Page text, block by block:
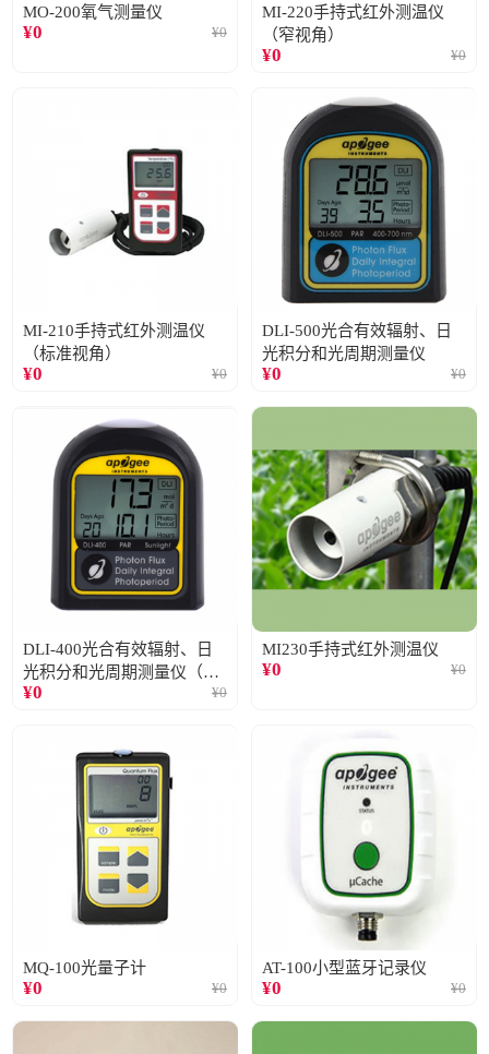
MO-200氧气测量仪
¥0 ¥0
MI-220手持式红外测温仪
（窄视角）
¥0 ¥0
MI-210手持式红外测温仪
（标准视角）
¥0 ¥0
DLI-500光合有效辐射、日
光积分和光周期测量仪
¥0 ¥0
DLI-400光合有效辐射、日
光积分和光周期测量仪（仅
阳光）
¥0 ¥0
MI230手持式红外测温仪
¥0 ¥0
MQ-100光量子计
¥0 ¥0
AT-100小型蓝牙记录仪
¥0 ¥0